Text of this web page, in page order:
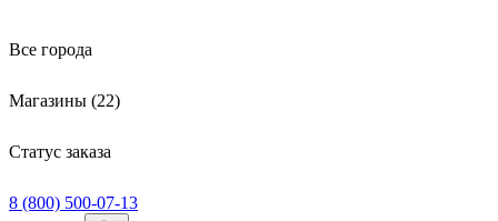
Все города
Магазины (22)
Статус заказа
8 (800) 500-07-13